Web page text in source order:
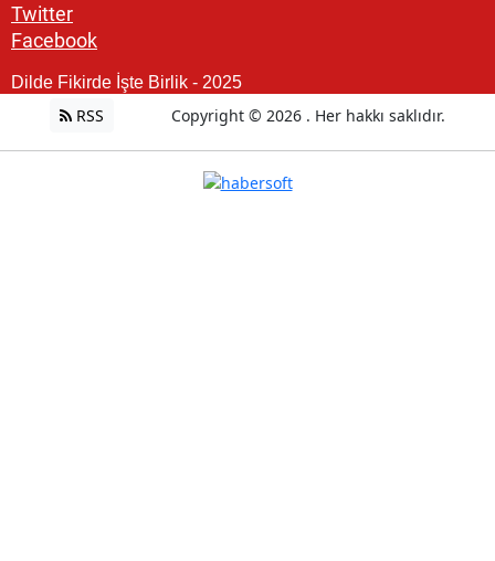
Twitter
Facebook
Dilde Fikirde İşte Birlik - 2025
RSS Copyright © 2026 . Her hakkı saklıdır.